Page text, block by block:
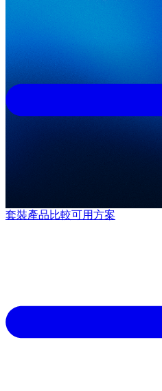
套裝產品比較可用方案